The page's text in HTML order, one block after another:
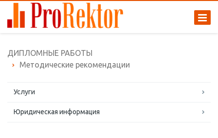
ДИПЛОМНЫЕ РАБОТЫ
Методические рекомендации
Услуги
Юридическая информация